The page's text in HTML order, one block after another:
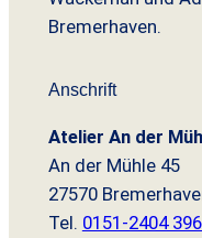
w
:
9
,
Bremerhaven.
Anschrift
Atelier An der
An der Mühle 45
27570
Tel. 0151-2404